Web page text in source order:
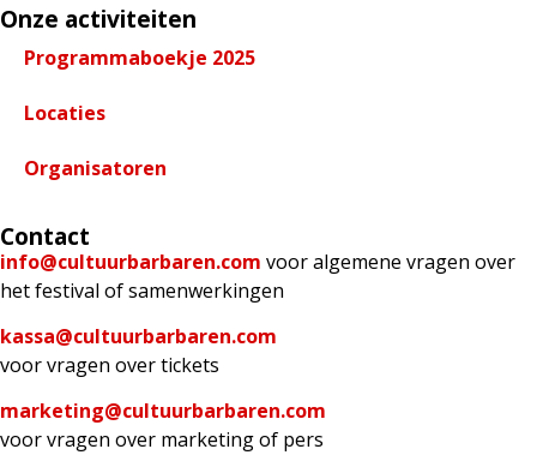
Onze activiteiten
Programmaboekje 2025
Locaties
Organisatoren
Contact
info@cultuurbarbaren.com voor algemene vragen over
het festival of samenwerkingen
kassa@cultuurbarbaren.com
voor vragen over tickets
marketing@cultuurbarbaren.com
voor vragen over marketing of pers